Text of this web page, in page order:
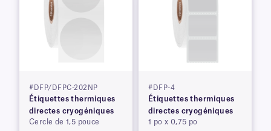
#DFP/DFPC-202NP
Étiquettes thermiques
directes cryogéniques
Cercle de 1,5 pouce
#DFP-4
Étiquettes thermiques
directes cryogéniques
1 po x 0,75 po